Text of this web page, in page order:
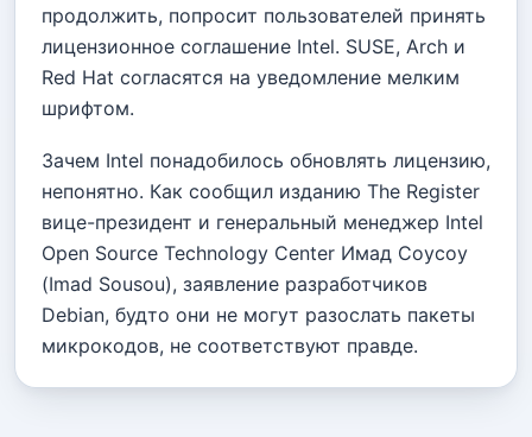
продолжить, попросит пользователей принять
лицензионное соглашение Intel. SUSE, Arch и
Red Hat согласятся на уведомление мелким
шрифтом.
Зачем Intel понадобилось обновлять лицензию,
непонятно. Как сообщил изданию The Register
вице-президент и генеральный менеджер Intel
Open Source Technology Center Имад Соусоу
(Imad Sousou), заявление разработчиков
Debian, будто они не могут разослать пакеты
микрокодов, не соответствуют правде.